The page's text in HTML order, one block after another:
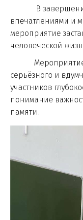
В завершение
впечатлениями и
мероприятие
человеческой
Мероприятие
серьёзного и
участников
понимание
памяти.